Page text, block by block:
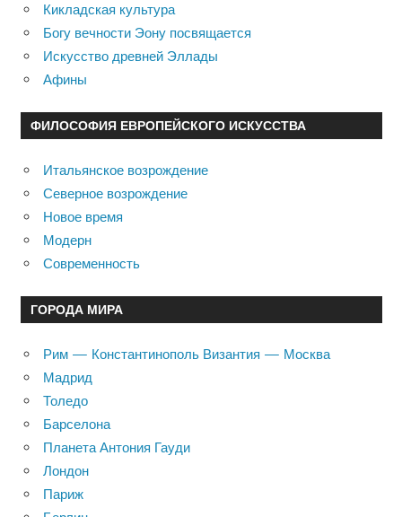
Кикладская культура
Богу вечности Эону посвящается
Искусство древней Эллады
Афины
ФИЛОСОФИЯ ЕВРОПЕЙСКОГО ИСКУССТВА
Итальянское возрождение
Северное возрождение
Новое время
Модерн
Современность
ГОРОДА МИРА
Рим — Константинополь Византия — Москва
Мадрид
Толедо
Барселона
Планета Антония Гауди
Лондон
Париж